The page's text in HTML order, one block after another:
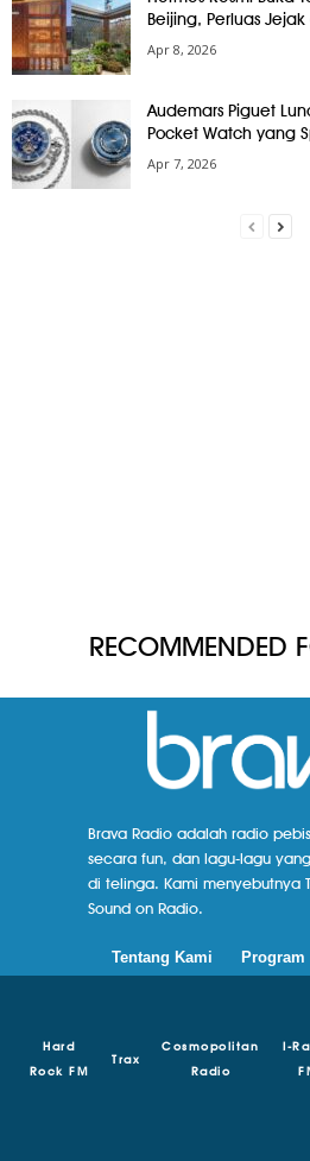
Beijing, Perluas
Apr 8, 2026
Audemars Piguet
Pocket Watch yang
Apr 7, 2026
RECOMMENDED
Brava Radio adalah radio
secara fun, dan lagu-lagu
di telinga. Kami menyebutnya
Sound on Radio.
Tentang Kami Program
Hard
Rock FM
Trax
Cosmopolitan
Radio
I-